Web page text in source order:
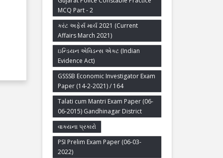
MCQ Part - 2
કરંટ અફેર્સ માર્ચ 2021 (Current
Affairs March 2021)
ઇન્ડિયન એવિડન્સ એક્ટ (Indian
Evidence Act)
GSSSB Economic Investigator Exam
Paper (14-2-2021) / 164
Talati cum Mantri Exam Paper (06-
06-2015) Gandhinagar District
વાક્યના પ્રકારો
PSI Prelim Exam Paper (06-03-
2022)